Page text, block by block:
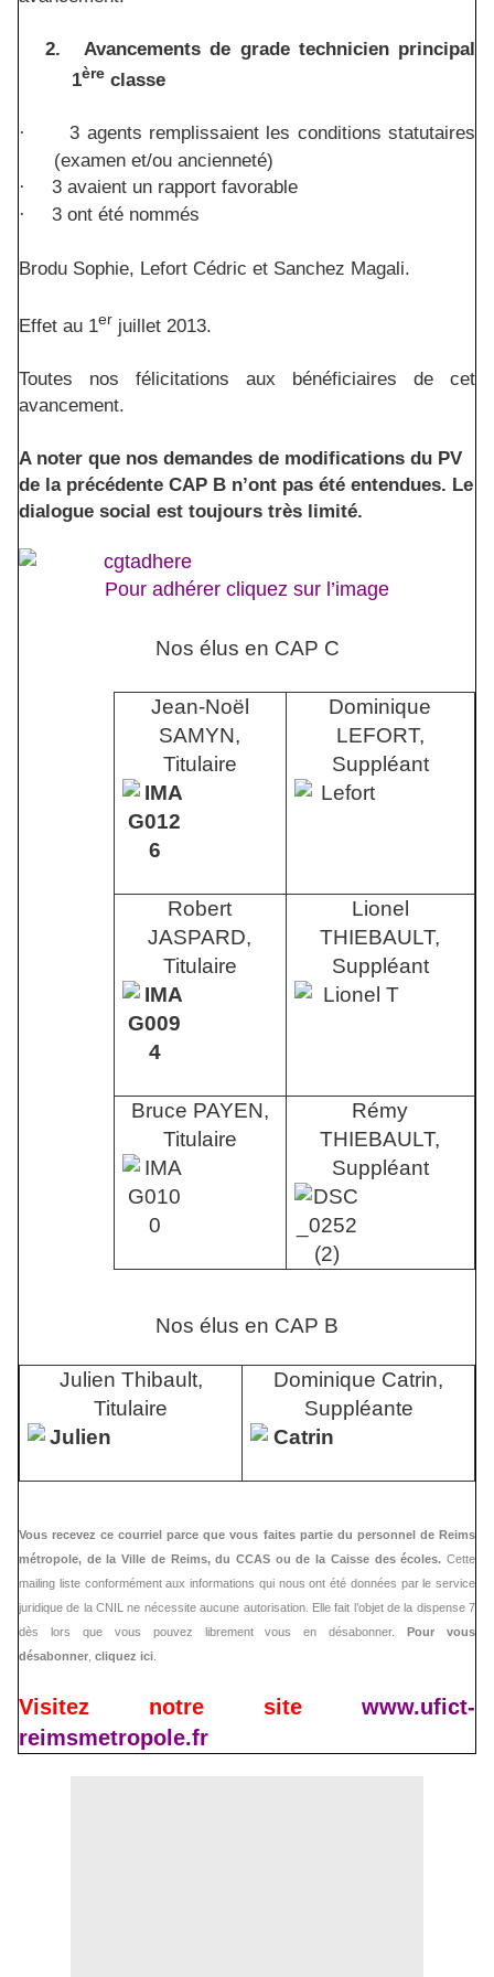
2.
Avancements de grade technicien principal
1ère classe
·
3 agents remplissaient les conditions statutaires
(examen et/ou ancienneté)
· 3 avaient un rapport favorable
· 3 ont été nommés
Brodu Sophie, Lefort Cédric et Sanchez Magali.
Effet au 1er juillet 2013.
Toutes nos félicitations aux bénéficiaires de cet
avancement.
A noter que nos demandes de modifications du PV
de la précédente CAP B n’ont pas été entendues. Le
dialogue social est toujours très limité.
Pour adhérer cliquez sur l’image
Nos élus en CAP C
Jean-Noël
SAMYN,
Titulaire
Dominique
LEFORT,
Suppléant
Robert
JASPARD,
Titulaire
Lionel
THIEBAULT,
Suppléant
Bruce PAYEN,
Titulaire
Rémy
THIEBAULT,
Suppléant
Nos élus en CAP B
Julien Thibault,
Titulaire
Dominique Catrin,
Suppléante
Vous recevez ce courriel parce que vous faites partie du personnel de Reims
métropole, de la Ville de Reims, du CCAS ou de la Caisse des écoles. Cette
mailing liste conformément aux informations qui nous ont été données par le service
juridique de la CNIL ne nécessite aucune autorisation. Elle fait l’objet de la dispense 7
dès lors que vous pouvez librement vous en désabonner.Pour vous
désabonner cliquez ici
Visitez notre site www.ufict-
reimsmetropole.fr